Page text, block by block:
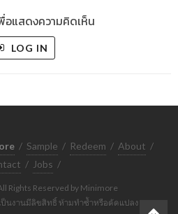
อแสดงความคิดเห็น
LOG IN
/ Sample / Redeem / About /
/ Jobs /
Rights Reserved by Minimore
ป็นงานมีลิขสิทธิ์ ห้ามทำซ้ำหรือดัดแปลง